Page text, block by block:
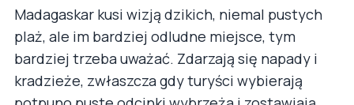
Madagaskar kusi wizją dzikich, niemal pustych
plaż, ale im bardziej odludne miejsce, tym
bardziej trzeba uważać. Zdarzają się napady i
kradzieże, zwłaszcza gdy turyści wybierają